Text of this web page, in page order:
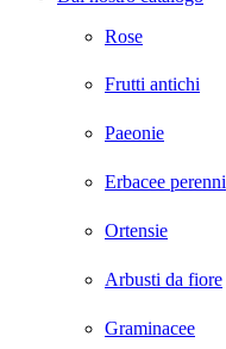
Rose
Frutti antichi
Paeonie
Erbacee perenni
Ortensie
Arbusti da fiore
Graminacee